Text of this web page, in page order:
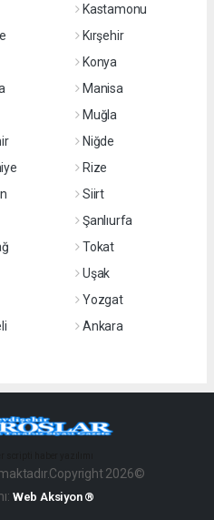
Kastamonu
Kırşehir
Konya
Manisa
Muğla
Niğde
Rize
Siirt
Şanlıurfa
Tokat
Uşak
Yozgat
Ankara
2026©
Web Aksiyon ®